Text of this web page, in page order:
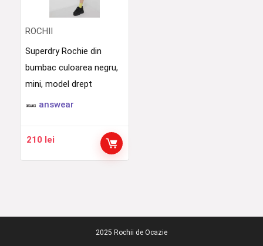
ROCHII
Superdry Rochie din
bumbac culoarea negru,
mini, model drept
answear
210 lei
2025 Rochii de Ocazie